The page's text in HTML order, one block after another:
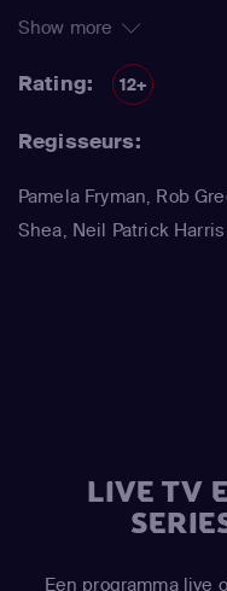
Jasmine)
Spencer Pratt
Show more
Rating: 12+
Regisseurs:
Pamela Fryman, Rob
Shea, Neil Patrick Harris
LIVE TV
Een programma live